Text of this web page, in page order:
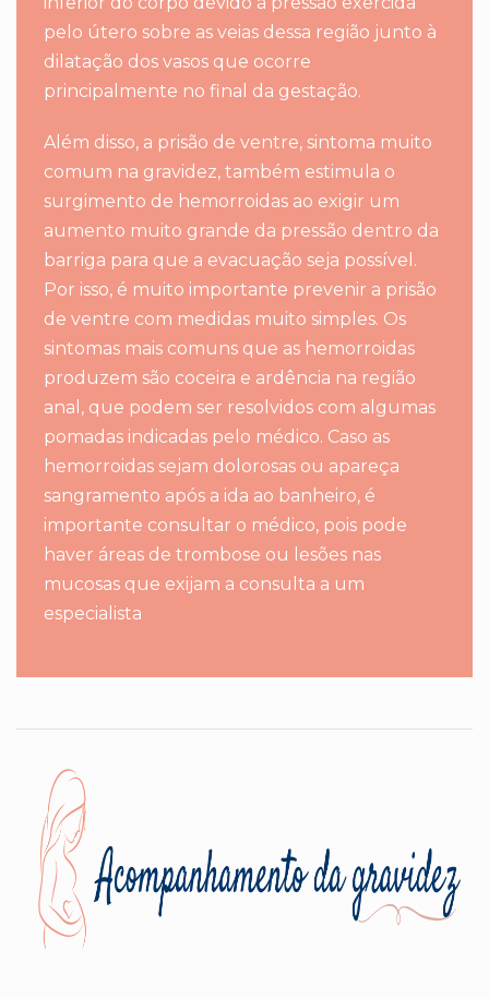
pelo útero sobre as veias dessa região junto à
dilatação dos vasos que ocorre
principalmente no final da gestação.
Além disso, a prisão de ventre, sintoma muito
comum na gravidez, também estimula o
surgimento de hemorroidas ao exigir um
aumento muito grande da pressão dentro da
barriga para que a evacuação seja possível.
Por isso, é muito importante prevenir a prisão
de ventre com medidas muito simples. Os
sintomas mais comuns que as hemorroidas
produzem são coceira e ardência na região
anal, que podem ser resolvidos com algumas
pomadas indicadas pelo médico. Caso as
hemorroidas sejam dolorosas ou apareça
sangramento após a ida ao banheiro, é
importante consultar o médico, pois pode
haver áreas de trombose ou lesões nas
mucosas que exijam a consulta a um
especialista